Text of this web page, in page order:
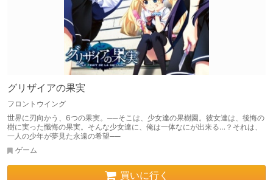
グリザイアの果実
フロントウイング
世界に刃向かう、6つの果実。──そこは、少女達の果樹園。彼女達は、後悔の
樹に実った懺悔の果実。そんな少女達に、俺は一体なにが出来る…？それは、
一人の少年が夢見た永遠の希望──
ゲーム
買いに行く